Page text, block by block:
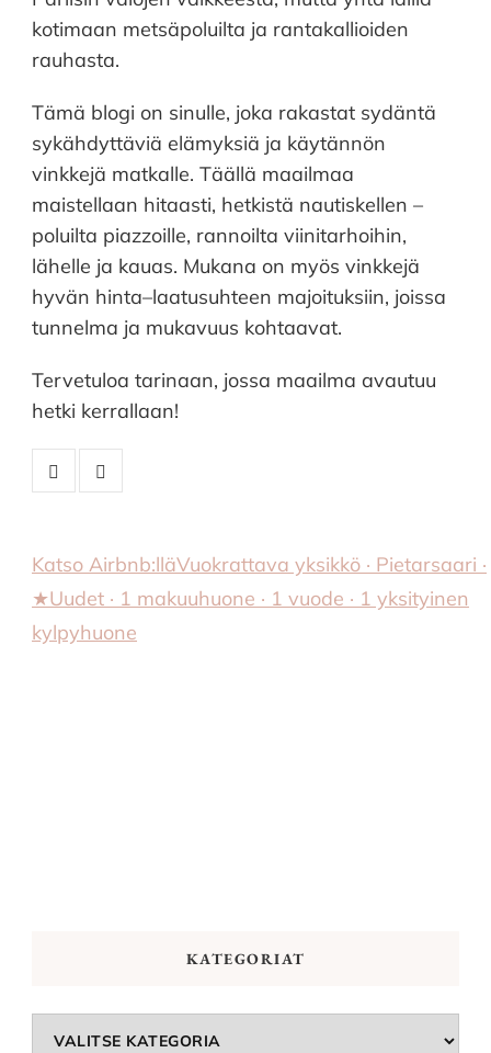
kotimaan metsäpoluilta ja rantakallioiden
rauhasta.
Tämä blogi on sinulle, joka rakastat sydäntä
sykähdyttäviä elämyksiä ja käytännön
vinkkejä matkalle. Täällä maailmaa
maistellaan hitaasti, hetkistä nautiskellen –
poluilta piazzoille, rannoilta viinitarhoihin,
lähelle ja kauas. Mukana on myös vinkkejä
hyvän hinta–laatusuhteen majoituksiin, joissa
tunnelma ja mukavuus kohtaavat.
Tervetuloa tarinaan, jossa maailma avautuu
hetki kerrallaan!
Katso Airbnb:lläVuokrattava yksikkö · Pietarsaari ·
★Uudet · 1 makuuhuone · 1 vuode · 1 yksityinen
kylpyhuone
KATEGORIAT